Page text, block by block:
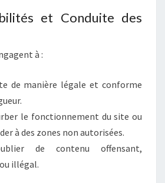
et Conduite des
à :
de manière légale et conforme
le fonctionnement du site ou
à des zones non autorisées.
de contenu offensant,
illégal.